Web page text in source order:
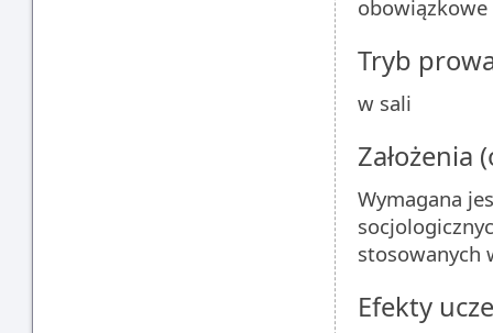
obowiązkowe
Tryb
w sali
Założenia
Wymagana
stosowanych
Efekty